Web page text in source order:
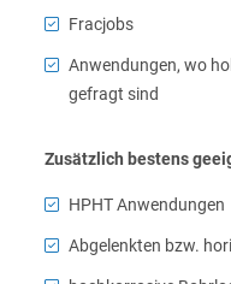
Fracjobs
Anwendungen, wo
gefragt sind
Zusätzlich bestens
HPHT Anwendungen
Abgelenkten bzw.